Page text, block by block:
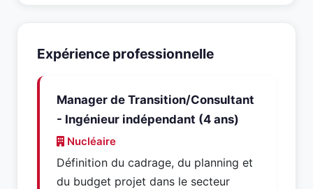
Expérience professionnelle
Manager de Transition/Consultant
- Ingénieur indépendant (4 ans)
Nucléaire
Définition du cadrage, du planning et
du budget projet dans le secteur